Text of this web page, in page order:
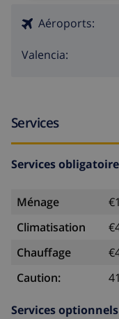
Aéroports:
Valencia:
Services
Services
Ménage
Climatisation
Chauffage
Caution:
Services optionnels